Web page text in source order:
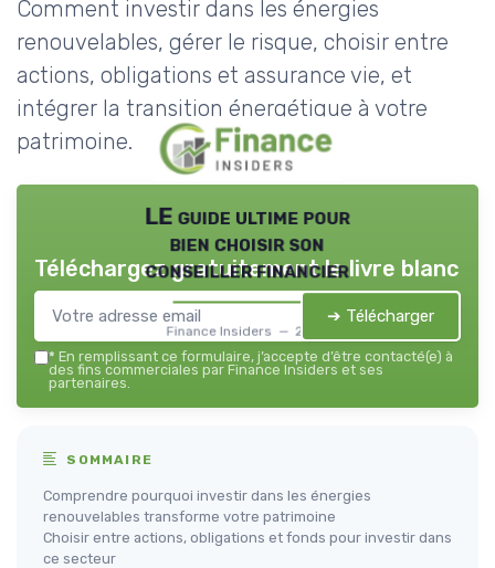
Comment investir dans les énergies
renouvelables, gérer le risque, choisir entre
actions, obligations et assurance vie, et
intégrer la transition énergétique à votre
patrimoine.
LE guide ultime pour
bien choisir son
conseiller financier
Finance Insiders — 2026
Téléchargez gratuitement le livre blanc
➔ Télécharger
* En remplissant ce formulaire, j’accepte d’être contacté(e) à
des fins commerciales par Finance Insiders et ses
partenaires.
SOMMAIRE
Comprendre pourquoi investir dans les énergies
renouvelables transforme votre patrimoine
Choisir entre actions, obligations et fonds pour investir dans
ce secteur